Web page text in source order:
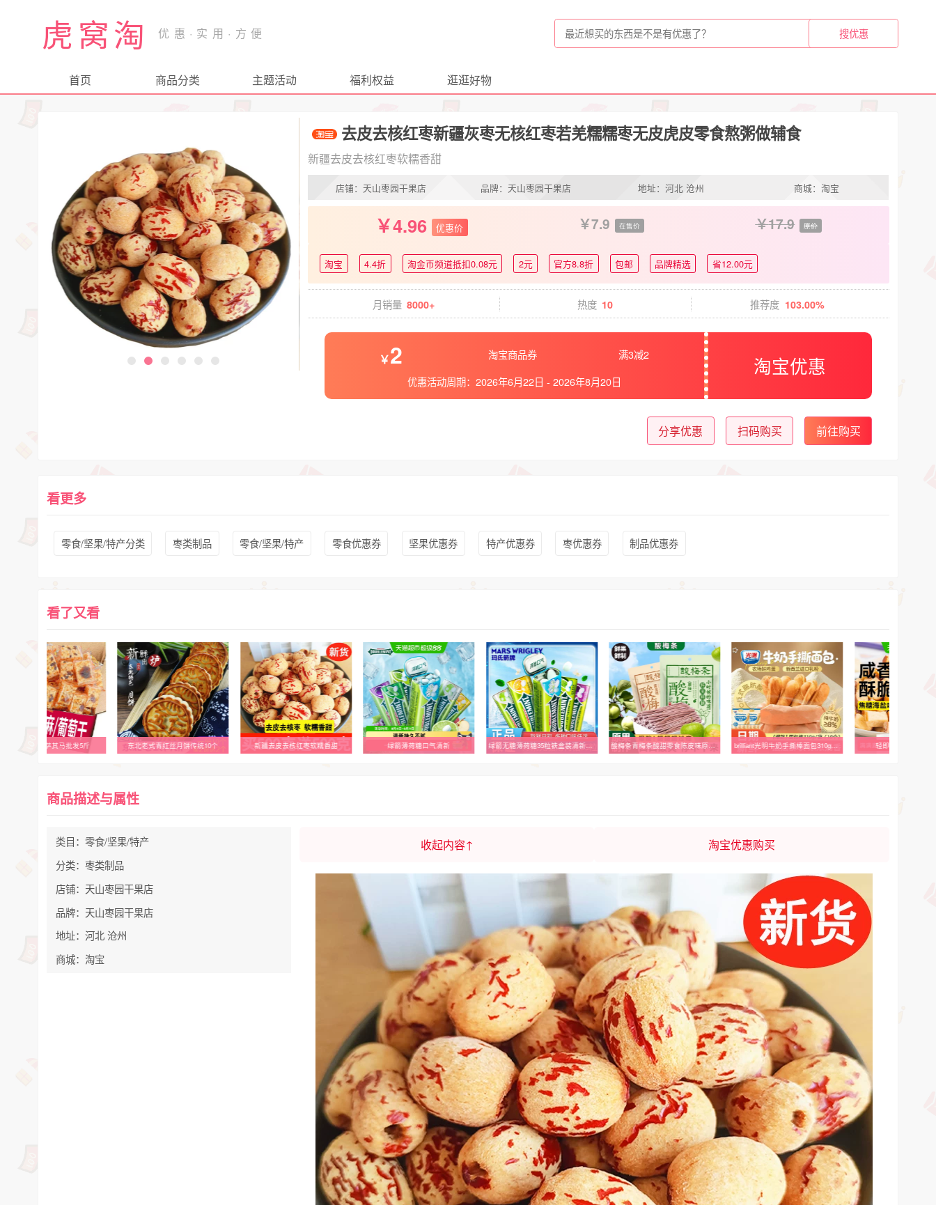
虎窝淘
首页 商品分类 主题活动 福利权益 逛逛好物
去皮去核红枣新疆灰枣无核红枣若羌糯糯枣无皮虎皮零食熬粥做辅食
新疆去皮去核红枣软糯香甜
店铺：天山枣园干果店 品牌：天山枣园干果店 地址：河北 沧州 商城：淘宝
4.96 优惠价 7.9 在售价 17.9 原价
淘宝 4.4折 淘金币频道抵扣0.08元 2元 官方8.8折 包邮 品牌精选 省12.00元
月销量 8000+ 热度 10 推荐度 103.00%
2 淘宝商品券
满3减2
优惠活动周期： 2026年6月22日 - 2026年8月20日
淘宝优惠
分享优惠 扫码购买 前往购买
看更多
零食/坚果/特产分类 枣类制品 零食/坚果/特产 零食优惠券 坚果优惠券 特产优惠券 枣优惠券 制品优惠券
看了又看
沙琪玛整箱萨其马批发5斤 东北老式青红丝月饼传统10个 新疆去皮去核红枣软糯香甜 绿箭薄荷糖口气清新 酸梅条青梅条酸甜零食陈皮味原味无核即食开胃休闲解馋露营办公室 brilliant光明牛奶手撕棒面包310g整箱学生营养早餐零食独立包装 轻即全麦碱水面包
商品描述与属性
类目：零食/坚果/特产
分类：枣类制品
店铺：天山枣园干果店
品牌：天山枣园干果店
地址：河北 沧州
商城：淘宝
收起内容↑ 淘宝优惠购买